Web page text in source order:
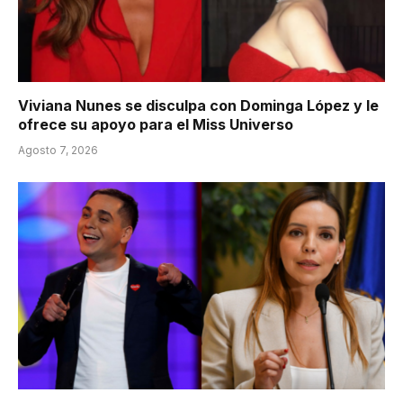
Viviana Nunes se disculpa con Dominga López y le
ofrece su apoyo para el Miss Universo
Agosto 7, 2026